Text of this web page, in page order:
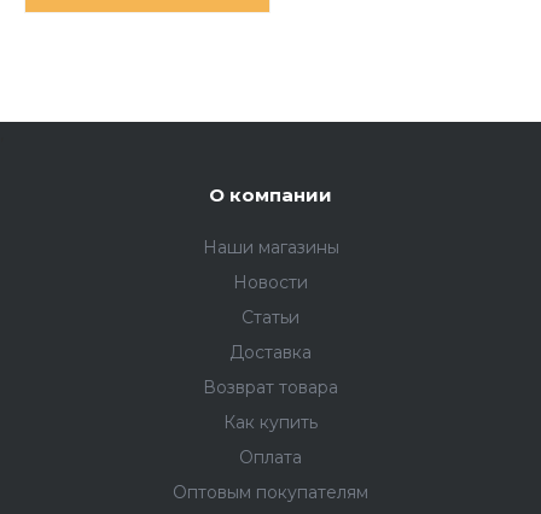
О компании
Наши магазины
Новости
Статьи
Доставка
Возврат товара
Как купить
Оплата
Оптовым покупателям